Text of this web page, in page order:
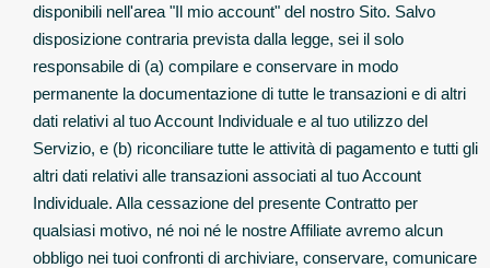
disponibili nell'area "Il mio account" del nostro Sito. Salvo
disposizione contraria prevista dalla legge, sei il solo
responsabile di (a) compilare e conservare in modo
permanente la documentazione di tutte le transazioni e di altri
dati relativi al tuo Account Individuale e al tuo utilizzo del
Servizio, e (b) riconciliare tutte le attività di pagamento e tutti gli
altri dati relativi alle transazioni associati al tuo Account
Individuale. Alla cessazione del presente Contratto per
qualsiasi motivo, né noi né le nostre Affiliate avremo alcun
obbligo nei tuoi confronti di archiviare, conservare, comunicare